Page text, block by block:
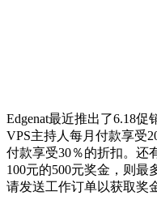
Edgenat最近推出了6.18
VPS主持人每月付款享受
付款享受30％的折扣。还
100元的500元奖金，则最
请发送工作订单以获取奖